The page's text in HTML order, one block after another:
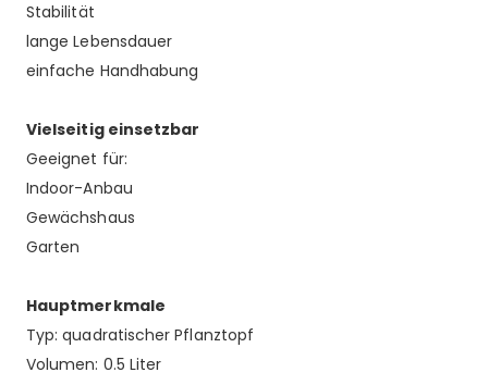
Stabilität
lange Lebensdauer
einfache Handhabung
Vielseitig einsetzbar
Geeignet für:
Indoor-Anbau
Gewächshaus
Garten
Hauptmerkmale
Typ: quadratischer Pflanztopf
Volumen: 0.5 Liter